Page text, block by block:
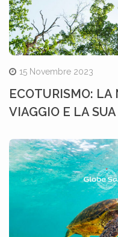
15 Novembre 2023
ECOTURISMO: LA
VIAGGIO E LA